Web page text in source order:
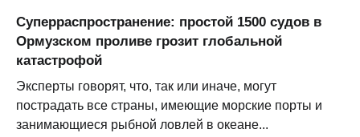
Суперраспространение: простой 1500 судов в
Ормузском проливе грозит глобальной
катастрофой
Эксперты говорят, что, так или иначе, могут
пострадать все страны, имеющие морские порты и
занимающиеся рыбной ловлей в океане...